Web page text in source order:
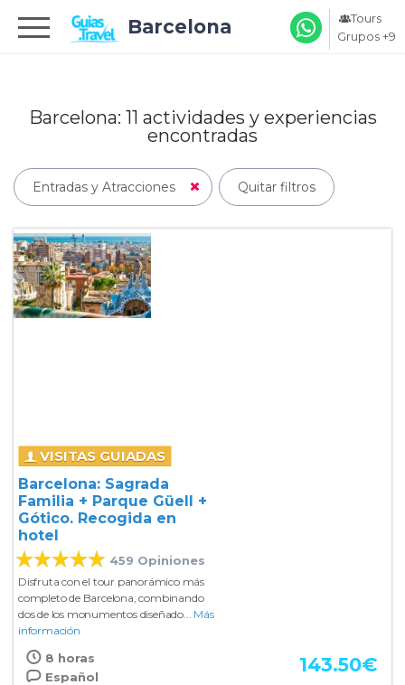
Barcelona
Tours
Grupos +9
Barcelona: 11 actividades y experiencias
encontradas
Entradas y Atracciones Quitar filtros
VISITAS GUIADAS
Barcelona: Sagrada
Familia + Parque Güell +
Gótico. Recogida en
hotel
459 Opiniones
Disfruta con el tour panorámico más
completo de Barcelona, combinando
dos de los monumentos diseñado... Más
información
8 horas
Español
143.50€